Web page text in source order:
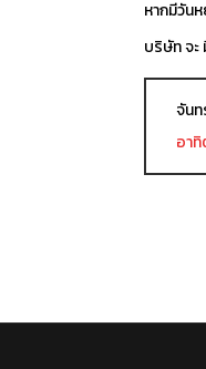
หากมีวัน
บริษัท จะ
จัน
อา